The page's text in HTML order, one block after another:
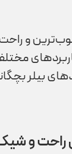
و
بیلر
راحت و